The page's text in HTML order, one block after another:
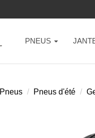
PNEUS
Pneus Pneus d'été